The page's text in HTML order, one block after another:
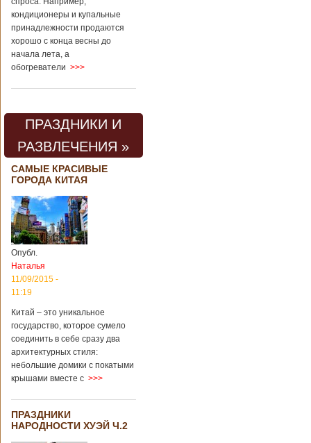
кондиционеры и купальные
принадлежности продаются
хорошо с конца весны до
начала лета, а
обогреватели >>>
ПРАЗДНИКИ И
РАЗВЛЕЧЕНИЯ »
САМЫЕ КРАСИВЫЕ
ГОРОДА КИТАЯ
Опубл.
Наталья
11/09/2015 -
11:19
Китай – это уникальное
государство, которое сумело
соединить в себе сразу два
архитектурных стиля:
небольшие домики с покатыми
крышами вместе с >>>
ПРАЗДНИКИ
НАРОДНОСТИ ХУЭЙ Ч.2